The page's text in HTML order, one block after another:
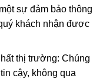
sự đảm bảo thông
khách nhận được
thị trường: Chúng
cậy, không qua